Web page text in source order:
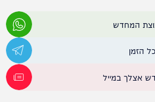
המחדש
הזמן
אצלך במייל